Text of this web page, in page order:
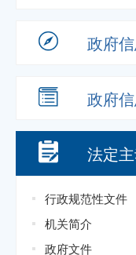
政府
政府
法定
行政规范性文件
机关简介
政府文件